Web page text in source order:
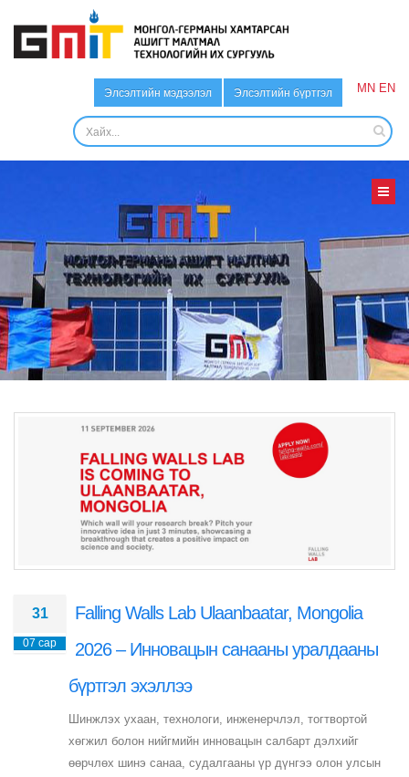
Элсэлтийн мэдээлэл Элсэлтийн бүртгэл MN EN
31
07 сар
Falling Walls Lab Ulaanbaatar, Mongolia
2026 – Инновацын санааны уралдааны
бүртгэл эхэллээ
Шинжлэх ухаан, технологи, инженерчлэл, тогтвортой
хөгжил болон нийгмийн инновацын салбарт дэлхийг
өөрчлөх шинэ санаа, судалгааны үр дүнгээ олон улсын